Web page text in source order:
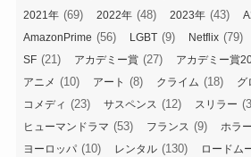
2021年 (69) 2022年 (48) 2023年 (43)
AmazonPrime (56) LGBT (9) Netflix (79)
SF (21) アカデミー賞 (27) アカデミー賞
アニメ (10) アート (8) クライム (18) グ
コメディ (23) サスペンス (12) スリラー
ヒューマンドラマ (53) フランス (9) ホラー
ヨーロッパ (10) レンタル (130) ロードム